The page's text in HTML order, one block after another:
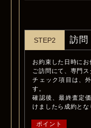
STEP2 訪問
お約束した日時にお
ご訪問にて、専門ス
チェック項目は、
す。
確認後、最終査定
けましたら成約とな
ポイント